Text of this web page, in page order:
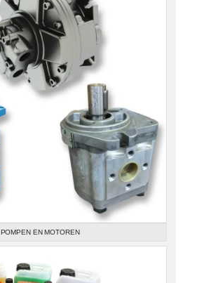
POMPEN EN MOTOREN